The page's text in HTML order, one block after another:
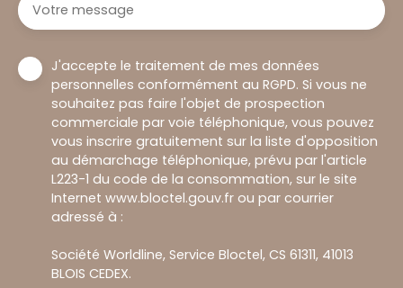
Votre message
J'accepte le traitement de mes données
personnelles conformément au RGPD. Si vous ne
souhaitez pas faire l'objet de prospection
commerciale par voie téléphonique, vous pouvez
vous inscrire gratuitement sur la liste d'opposition
au démarchage téléphonique, prévu par l'article
L223-1 du code de la consommation, sur le site
Internet www.bloctel.gouv.fr ou par courrier
adressé à :
Société Worldline, Service Bloctel, CS 61311, 41013
BLOIS CEDEX.